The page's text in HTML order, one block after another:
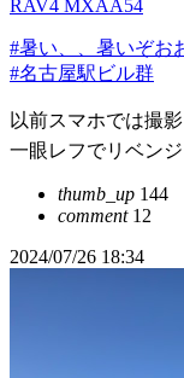
RAV4 MXAA54
#暑い、、暑いぞお
#名古屋駅ビル群
以前スマホでは撮
一眼レフでリベン
thumb_up 144
comment12
2024/07/26 18:34